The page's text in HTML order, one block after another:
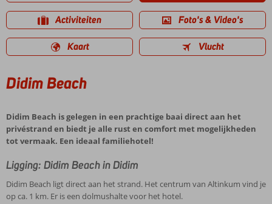
Activiteiten Foto's & Video's
Kaart Vlucht
Didim Beach
Didim Beach is gelegen in een prachtige baai direct aan het
privéstrand en biedt je alle rust en comfort met mogelijkheden
tot vermaak. Een ideaal familiehotel!
Ligging: Didim Beach in Didim
Didim Beach ligt direct aan het strand. Het centrum van Altinkum vind je
op ca. 1 km. Er is een dolmushalte voor het hotel.